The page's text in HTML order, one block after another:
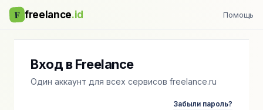
F freelance.id Помощь
Вход в Freelance
Один аккаунт для всех сервисов freelance.ru
Забыли пароль?